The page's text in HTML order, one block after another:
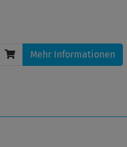
Mehr Informationen